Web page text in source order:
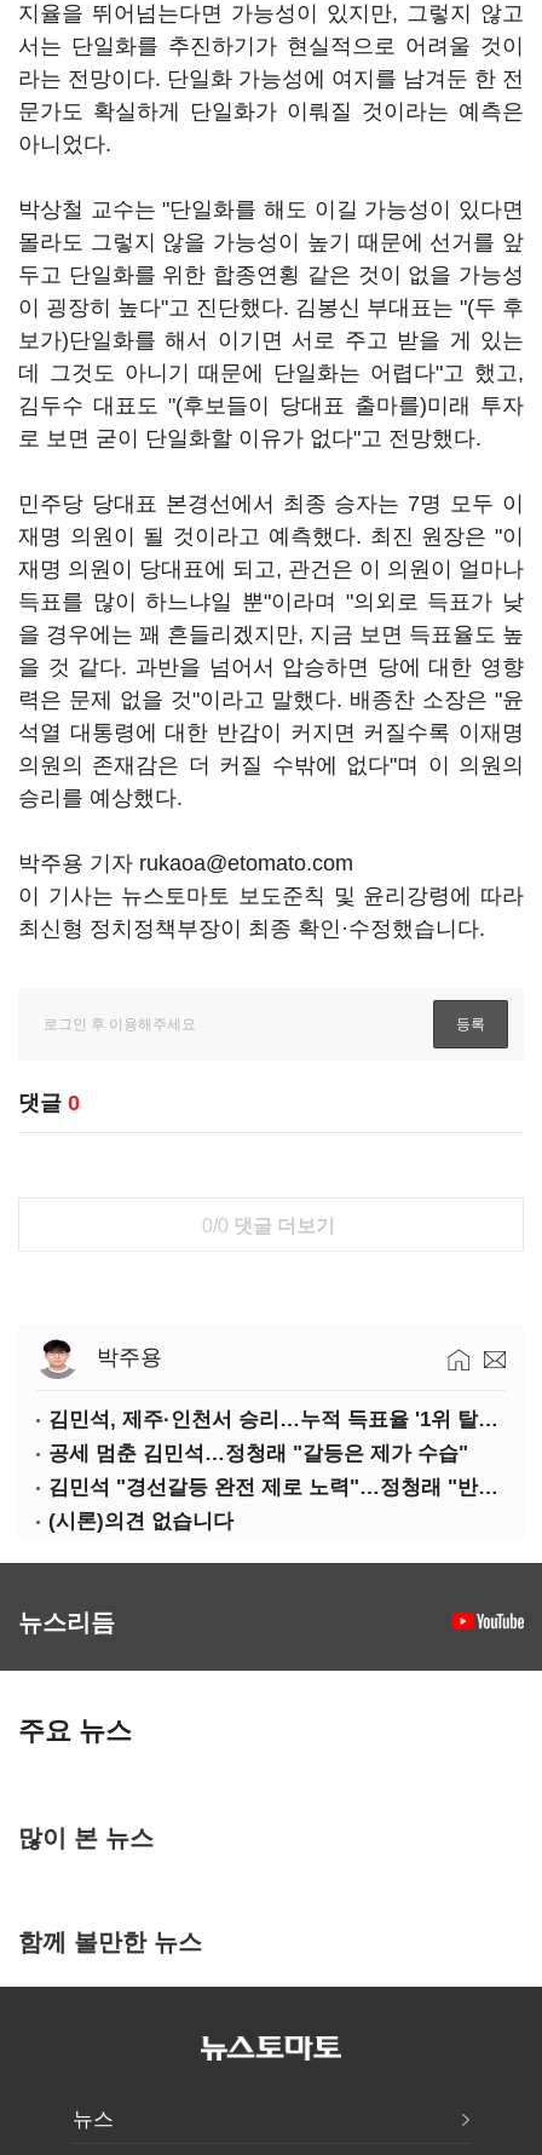
지율을 뛰어넘는다면 가능성이 있지만, 그렇지 않고
서는 단일화를 추진하기가 현실적으로 어려울 것이
라는 전망이다. 단일화 가능성에 여지를 남겨둔 한 전
문가도 확실하게 단일화가 이뤄질 것이라는 예측은
아니었다.
박상철 교수는 "단일화를 해도 이길 가능성이 있다면
몰라도 그렇지 않을 가능성이 높기 때문에 선거를 앞
두고 단일화를 위한 합종연횡 같은 것이 없을 가능성
이 굉장히 높다"고 진단했다. 김봉신 부대표는 "(두 후
보가)단일화를 해서 이기면 서로 주고 받을 게 있는
데 그것도 아니기 때문에 단일화는 어렵다"고 했고,
김두수 대표도 "(후보들이 당대표 출마를)미래 투자
로 보면 굳이 단일화할 이유가 없다"고 전망했다.
민주당 당대표 본경선에서 최종 승자는 7명 모두 이
재명 의원이 될 것이라고 예측했다. 최진 원장은 "이
재명 의원이 당대표에 되고, 관건은 이 의원이 얼마나
득표를 많이 하느냐일 뿐"이라며 "의외로 득표가 낮
을 경우에는 꽤 흔들리겠지만, 지금 보면 득표율도 높
을 것 같다. 과반을 넘어서 압승하면 당에 대한 영향
력은 문제 없을 것"이라고 말했다. 배종찬 소장은 "윤
석열 대통령에 대한 반감이 커지면 커질수록 이재명
의원의 존재감은 더 커질 수밖에 없다"며 이 의원의
승리를 예상했다.
박주용 기자 rukaoa@etomato.com
이 기사는 뉴스토마토 보도준칙 및 윤리강령에 따라
최신형 정치정책부장이 최종 확인·수정했습니다.
댓글 0
0/0 댓글 더보기
박주용
김민석, 제주·인천서 승리…누적 득표율 '1위 탈환'(종합)
공세 멈춘 김민석…정청래 "갈등은 제가 수습"
김민석 "경선갈등 완전 제로 노력"…정청래 "반명 공세 사과부터"
(시론)의견 없습니다
뉴스리듬
주요 뉴스
많이 본 뉴스
함께 볼만한 뉴스
뉴스